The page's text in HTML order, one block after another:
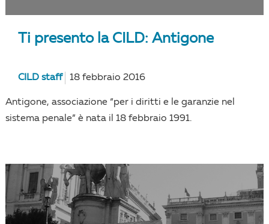
Ti presento la CILD: Antigone
CILD staff 18 febbraio 2016
Antigone, associazione “per i diritti e le garanzie nel
sistema penale” è nata il 18 febbraio 1991.